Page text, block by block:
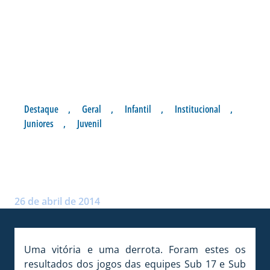
Destaque , Geral , Infantil , Institucional
,
Juniores
, Juvenil
26 de abril de 2014
Uma vitória e uma derrota. Foram estes os
resultados dos jogos das equipes Sub 17 e Sub